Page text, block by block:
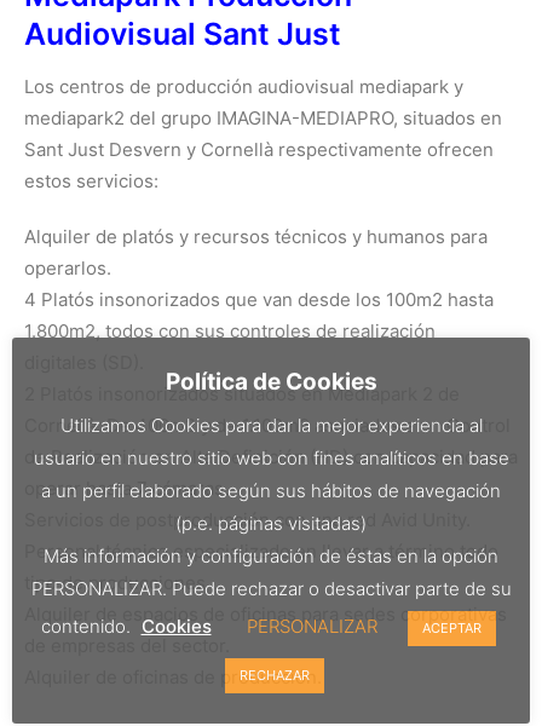
Audiovisual Sant Just
Los centros de producción audiovisual mediapark y
mediapark2 del grupo IMAGINA-MEDIAPRO, situados en
Sant Just Desvern y Cornellà respectivamente ofrecen
estos servicios:
Alquiler de platós y recursos técnicos y humanos para
operarlos.
4 Platós insonorizados que van desde los 100m2 hasta
1.800m2, todos con sus controles de realización
2 Platós insonorizados situados en Mediapark 2 de
Cornellà. De 400m2 y de 1.100m2 asociados a un Control
de Realización en Alta Definición (HD) con capacidad para
operar hasta 7 cámaras.
Servicios de postproducción con una red Avid Unity.
Personal técnico especializado en llevar a término todo
tipo de producciones
Alquiler de espacios de oficinas para sedes corporativas
Alquiler de oficinas de producción.
Política de Cookies
Utilizamos Cookies para dar la mejor experiencia al
usuario en nuestro sitio web con fines analíticos en base
a un perfil elaborado según sus hábitos de navegación
(p.e. páginas visitadas)
Más información y configuración de éstas en la opción
PERSONALIZAR. Puede rechazar o desactivar parte de su
contenido. Cookies PERSONALIZAR ACEPTAR
RECHAZAR